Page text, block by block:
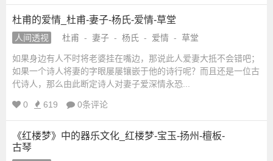
杜甫的爱情_杜甫-妻子-杨氏-爱情-草堂
人间透视 杜甫 - 妻子 - 杨氏 - 爱情 - 草堂
如果身边有人不时将老婆挂在嘴边，那说此人爱妻大抵不会错吧；
如果一个诗人将妻的字眼屡屡镶嵌于他的诗行呢？而且还是一位古
代诗人，那么由此断定诗人对妻子爱深情永恐...
0 619 0条评论
《红楼梦》中的器乐文化_红楼梦-宝玉-扬州-檀板-
古琴